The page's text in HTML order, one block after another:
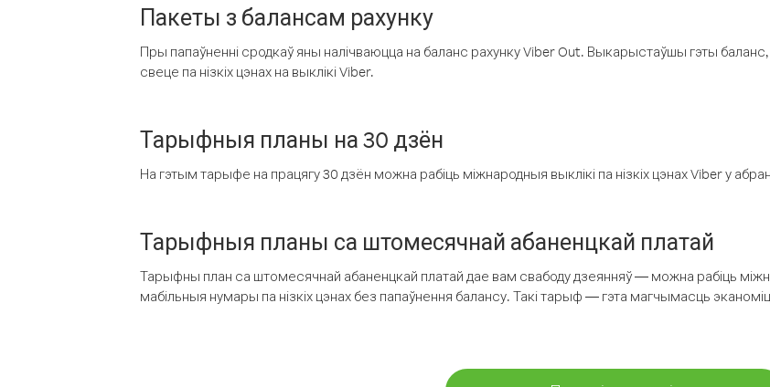
Пакеты з балансам рахунку
Пры папаўненні сродкаў яны налічваюцца на баланс рахунку Viber Out. Выкарыстаўшы гэты
свеце па нізкіх цэнах на выклікі Viber.
Тарыфныя планы на 30 дзён
На гэтым тарыфе на працягу 30 дзён можна рабіць міжнародныя выклікі па нізкіх цэнах Viber у
Тарыфныя планы са штомесячнай абаненцкай платай
Тарыфны план са штомесячнай абаненцкай платай дае вам свабоду дзеянняў — можна рабіць
мабільныя нумары па нізкіх цэнах без папаўнення балансу. Такі тарыф — гэта магчымасць